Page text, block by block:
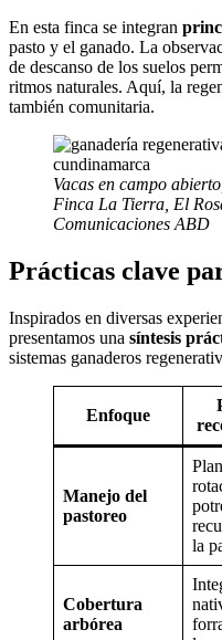
En esta finca se integran
pasto y el ganado. La
de descanso de los suelos
ritmos naturales. Aquí, la
también comunitaria.
Vacas en campo
Finca La Tierra, El
Comunicaciones ABD
Prácticas clave
Inspirados en diversas
presentamos una síntesis
sistemas ganaderos
Enfoque
Manejo del
pastoreo
la
Cobertura
arbórea